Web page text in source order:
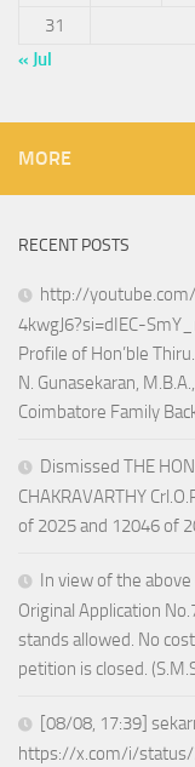
31
« Jul
MORE
RECENT POSTS
http://
4kwgJ6?si=dIEC-
Profile of Hon’ble
N. Gunasekaran,
Coimbatore Family
Dismissed THE
CHAKRAVARTHY
of 2025 and 12046 of
In view of the
Original Application
stands allowed. No
petition is closed.
[08/08, 17:39]
https://x.com/i/status/